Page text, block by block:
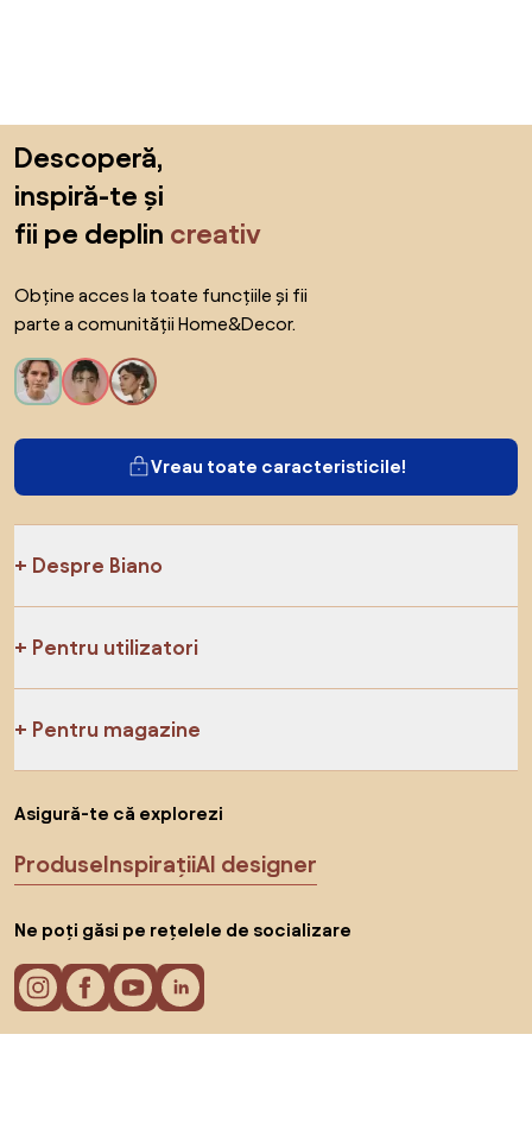
Descoperă,
inspiră-te și
fii pe deplin creativ
Obține acces la toate funcțiile și fii
parte a comunității Home&Decor.
Vreau toate caracteristicile!
Despre Biano
Pentru utilizatori
Pentru magazine
Asigură-te că explorezi
ProduseInspirațiiAI designer
Ne poți găsi pe rețelele de socializare